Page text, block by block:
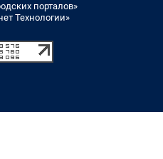
порталов»
Технологии»